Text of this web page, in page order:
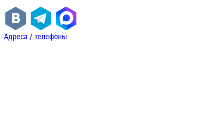
Адреса / телефоны